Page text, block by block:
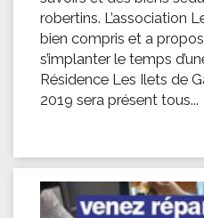
robertins. L’association
bien compris et a
s’implanter le temps
Résidence Les Ilets de
2019 sera présent tous...